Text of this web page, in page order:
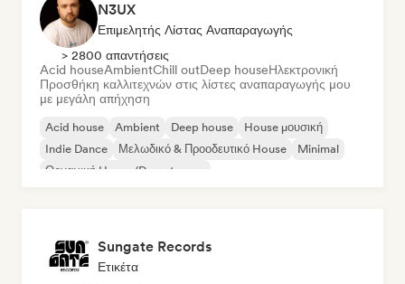
N3UX
Επιμελητής Λίστας Αναπαραγωγής
> 2800 απαντήσεις
Acid houseAmbientChill outDeep houseΗλεκτρονική
Προσθήκη καλλιτεχνών στις λίστες αναπαραγωγής μου
με μεγάλη απήχηση
Acid house Ambient Deep house
House μουσική
Indie Dance
Μελωδικό & Προοδευτικό House
Minimal
Οργανική House/Downtempo
Sungate Records
Ετικέτα